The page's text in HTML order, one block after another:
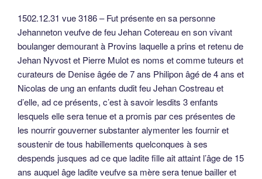
1502.12.31 vue 3186 – Fut présente en sa personne
Jehanneton veufve de feu Jehan Cotereau en son vivant
boulanger demourant à Provins laquelle a prins et retenu de
Jehan Nyvost et Pierre Mulot es noms et comme tuteurs et
curateurs de Denise âgée de 7 ans Philipon âgé de 4 ans et
Nicolas de ung an enfants dudit feu Jehan Costreau et
d’elle, ad ce présents, c’est à savoir lesdits 3 enfants
lesquels elle sera tenue et a promis par ces présentes de
les nourrir gouverner substanter alymenter les fournir et
soustenir de tous habillements quelconques à ses
despends jusques ad ce que ladite fille ait attaint l’âge de 15
ans auquel âge ladite veufve sa mère sera tenue bailler et